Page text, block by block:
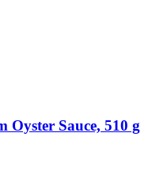
Oyster Sauce, 510 g